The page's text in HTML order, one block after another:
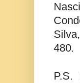
480.
P.S.